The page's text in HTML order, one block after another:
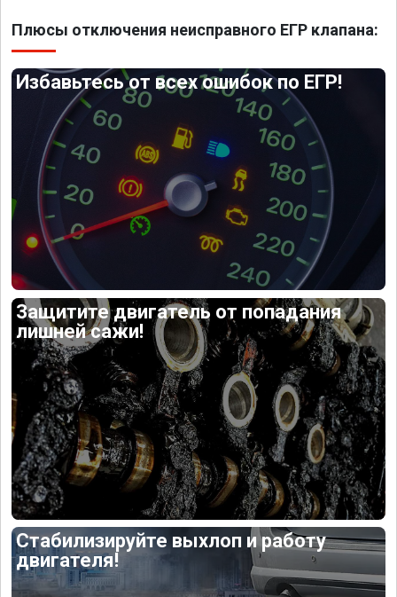
Плюсы отключения неисправного ЕГР клапана:
Избавьтесь от всех ошибок по ЕГР!
Защитите двигатель от попадания
лишней сажи!
Стабилизируйте выхлоп и работу
двигателя!